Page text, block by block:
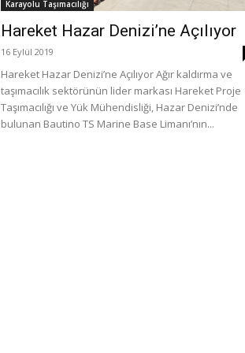
Karayolu Taşımacılığı
Hareket Hazar Denizi’ne Açılıyor
16 Eylül 2019
Hareket Hazar Denizi’ne Açılıyor Ağır kaldırma ve
taşımacılık sektörünün lider markası Hareket Proje
Taşımacılığı ve Yük Mühendisliği, Hazar Denizi’nde
bulunan Bautino TS Marine Base Limanı’nın...